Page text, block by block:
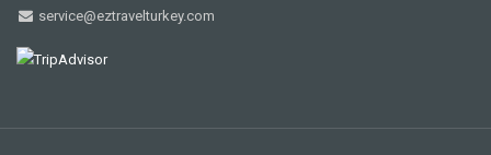
service@eztravelturkey.com